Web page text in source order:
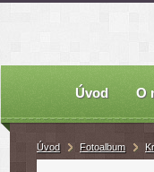
Úvod O
Úvod Fotoalbum